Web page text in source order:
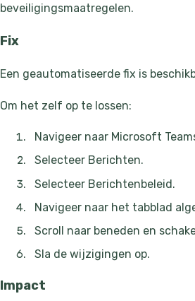
beveiligingsmaatregelen.
Fix
Een geautomatiseerde fix is
Om het zelf op te lossen:
Navigeer naar Microsoft
Selecteer Berichten.
Selecteer Berichtenbeleid.
Navigeer naar het tabblad
Scroll naar beneden en
Sla de wijzigingen op.
Impact